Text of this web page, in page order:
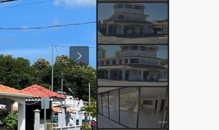
Previous